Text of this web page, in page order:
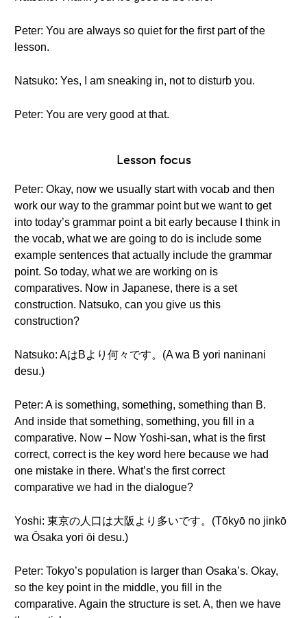
Peter: You are always so quiet for the first part of the
lesson.
Natsuko: Yes, I am sneaking in, not to disturb you.
Peter: You are very good at that.
Lesson focus
Peter: Okay, now we usually start with vocab and then
work our way to the grammar point but we want to get
into today’s grammar point a bit early because I think in
the vocab, what we are going to do is include some
example sentences that actually include the grammar
point. So today, what we are working on is
comparatives. Now in Japanese, there is a set
construction. Natsuko, can you give us this
construction?
Natsuko: AはBより何々です。(A wa B yori naninani
desu.)
Peter: A is something, something, something than B.
And inside that something, something, you fill in a
comparative. Now – Now Yoshi-san, what is the first
correct, correct is the key word here because we had
one mistake in there. What’s the first correct
comparative we had in the dialogue?
Yoshi: 東京の人口は大阪より多いです。(Tōkyō no jinkō
wa Ōsaka yori ōi desu.)
Peter: Tokyo’s population is larger than Osaka’s. Okay,
so the key point in the middle, you fill in the
comparative. Again the structure is set. A, then we have